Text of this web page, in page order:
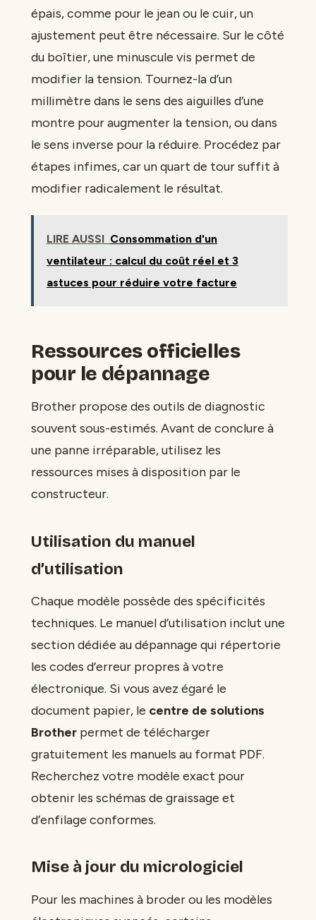
épais, comme pour le jean ou le cuir, un
ajustement peut être nécessaire. Sur le côté
du boîtier, une minuscule vis permet de
modifier la tension. Tournez-la d’un
millimètre dans le sens des aiguilles d’une
montre pour augmenter la tension, ou dans
le sens inverse pour la réduire. Procédez par
étapes infimes, car un quart de tour suffit à
modifier radicalement le résultat.
LIRE AUSSI Consommation d'un
ventilateur : calcul du coût réel et 3
astuces pour réduire votre facture
Ressources officielles
pour le dépannage
Brother propose des outils de diagnostic
souvent sous-estimés. Avant de conclure à
une panne irréparable, utilisez les
ressources mises à disposition par le
constructeur.
Utilisation du manuel
d’utilisation
Chaque modèle possède des spécificités
techniques. Le manuel d’utilisation inclut une
section dédiée au dépannage qui répertorie
les codes d’erreur propres à votre
électronique. Si vous avez égaré le
document papier, le centre de solutions
Brother permet de télécharger
gratuitement les manuels au format PDF.
Recherchez votre modèle exact pour
obtenir les schémas de graissage et
d’enfilage conformes.
Mise à jour du micrologiciel
Pour les machines à broder ou les modèles